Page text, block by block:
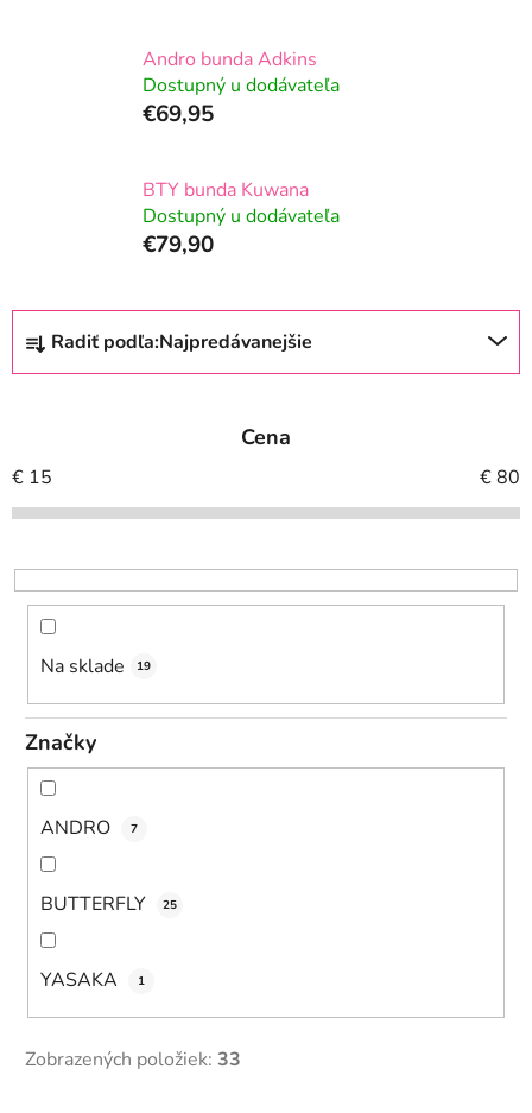
Andro bunda Adkins
Dostupný u dodávateľa
€69,95
BTY bunda Kuwana
Dostupný u dodávateľa
€79,90
R
d
i
e
r
o
o
Radiť podľa:Najpredávanejšie
Cena
€ 15 €80
Na sklade 19
Značky
ANDRO 7
BUTTERFLY 25
YASAKA 1
Zobrazených položiek: 33